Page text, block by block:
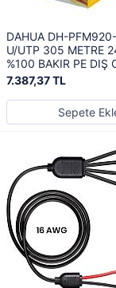
DAHUA DH-
U/UTP 305 METRE
%100 BAKIR PE DIŞ
OUTDOOR SİYAH
KABLO
7.387,37 TL
Sepete